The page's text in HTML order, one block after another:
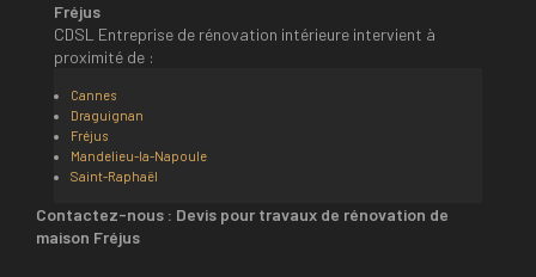
Fréjus
CDSL Entreprise de rénovation intérieure intervient à
proximité de :
Cannes
Draguignan
Fréjus
Mandelieu-la-Napoule
Saint-Raphaël
Contactez-nous : Devis pour travaux de rénovation de
maison Fréjus